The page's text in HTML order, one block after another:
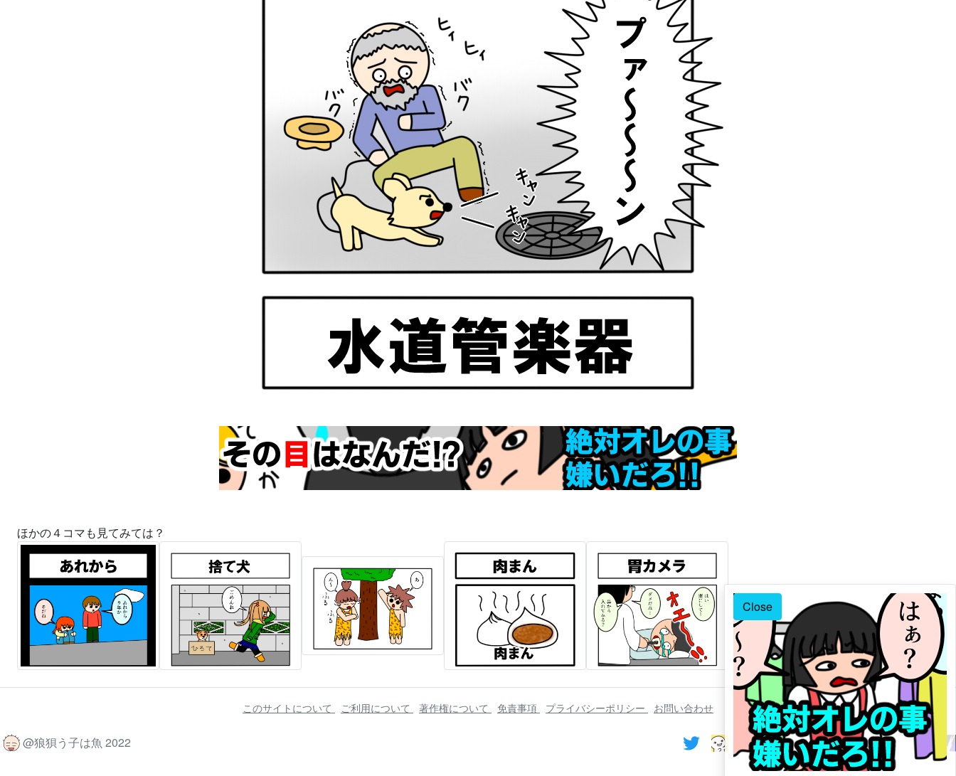
Close
ほかの４コマも見てみては？
このサイトについて ご利用について 著作権について 免責事項 プライバシーポリシー お問い合わせ
@狼狽う子は魚 2022